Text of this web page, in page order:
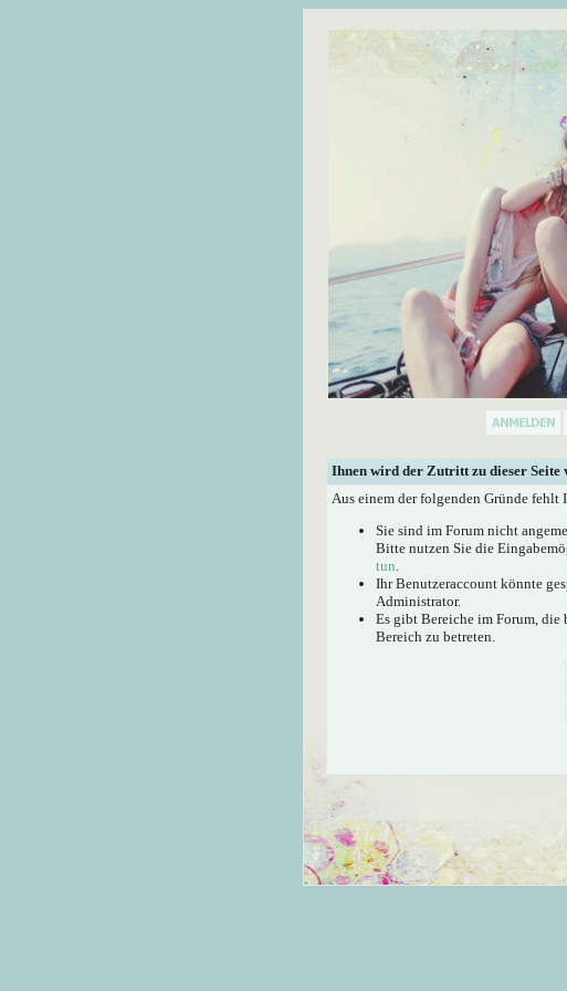
Ihnen wird der Zutritt zu dieser Seite
Aus einem der folgenden Gründe fehlt
Sie sind im Forum nicht
Bitte nutzen Sie die
tun.
Ihr Benutzeraccount könnte
Administrator.
Es gibt Bereiche im Forum, die
Bereich zu betreten.